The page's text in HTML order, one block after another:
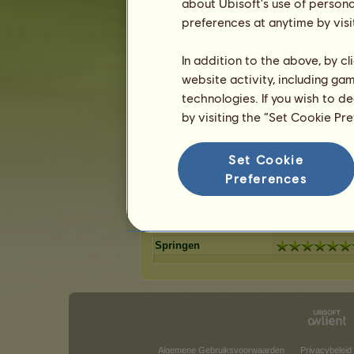
Zweetvos
kastanje
15%
Zweetvos
kastanje
Donkerbruin 8% Lichtgrijs
Roodbruin 6%
Vaardigheden voor Russische Don
Uithoudingsvermogen
Snelheid
Dressuur
Springen
Algemene Gebruiksvoorwaarden Privacybeleid
preferences at anytime by
In addition to the above, by
website activity, including
technologies. If you wish to
by visiting the “Set Cookie
Set Cookie
Preferences